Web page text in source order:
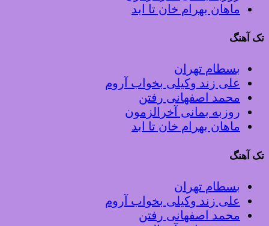
ماهان بهرام خان تا ابد
تک آهنگ
بسطام تهران
علی زند وکیلی بخواب آروم
محمد اصفهانی رفتن
روزبه بمانی آخرالزمون
ماهان بهرام خان تا ابد
تک آهنگ
بسطام تهران
علی زند وکیلی بخواب آروم
محمد اصفهانی رفتن